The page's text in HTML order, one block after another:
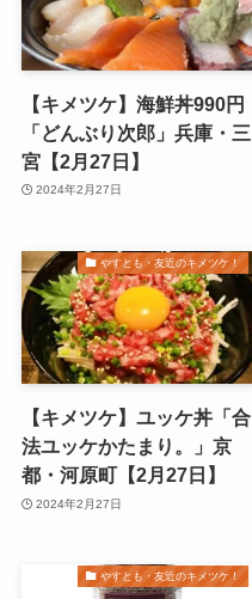
【キメツケ】海鮮丼990円
「どんぶり次郎」兵庫・三
宮【2月27日】
2024年2月27日
やすとも・友近のキメツケ！
【キメツケ】ユッケ丼「合
法ユッケかたまり。」京
都・河原町【2月27日】
2024年2月27日
やすとも・友近のキメツケ！